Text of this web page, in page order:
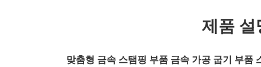
제품 설
맞춤형 금속 스탬핑 부품 금속 가공 굽기 부품